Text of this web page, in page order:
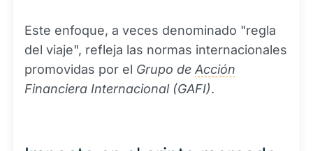
Este enfoque, a veces denominado "regla
del viaje", refleja las normas internacionales
promovidas por el Grupo de Acción
Financiera Internacional (GAFI).